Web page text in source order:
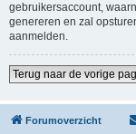
gebruikersaccount,
genereren en zal
aanmelden.
Terug naar de vorige
Forumoverzicht